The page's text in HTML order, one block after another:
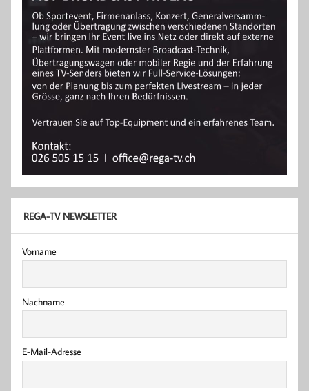
REGA-TV NEWSLETTER
Vorname
Nachname
E-Mail-Adresse